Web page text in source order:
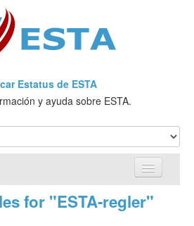
Estatus de ESTA
y ayuda sobre ESTA.
for "ESTA-regler"